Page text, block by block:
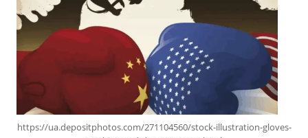
https://ua.depositphotos.com/271104560/stock-illustration-gloves-